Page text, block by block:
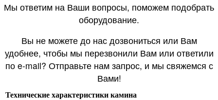
Мы ответим на Ваши вопросы, поможем подобрать
оборудование.
Вы не можете до нас дозвониться или Вам
удобнее, чтобы мы перезвонили Вам или ответили
по e-mail? Отправьте нам запрос, и мы свяжемся с
Вами!
Технические характеристики камина